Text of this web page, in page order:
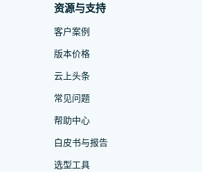
资源与支持
客户案例
版本价格
云上头条
常见问题
帮助中心
白皮书与报告
选型工具